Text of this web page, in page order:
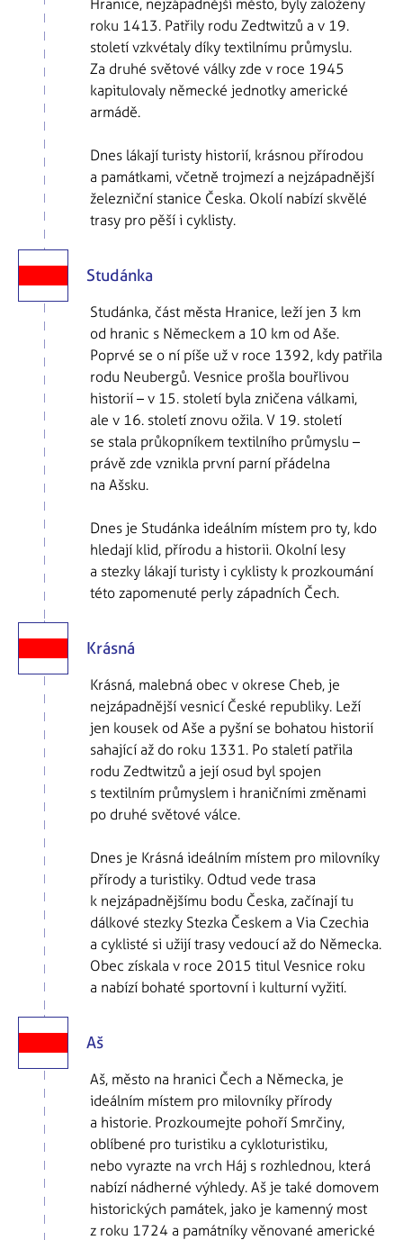
Hranice, nejzápadnější město, byly založeny
roku 1413. Patřily rodu Zedtwitzů a v 19.
století vzkvétaly díky textilnímu průmyslu.
Za druhé světové války zde v roce 1945
kapitulovaly německé jednotky americké
armádě.
Dnes lákají turisty historií, krásnou přírodou
a památkami, včetně trojmezí a nejzápadnější
železniční stanice Česka. Okolí nabízí skvělé
trasy pro pěší i cyklisty.
Studánka
Studánka, část města Hranice, leží jen 3 km
od hranic s Německem a 10 km od Aše.
Poprvé se o ní píše už v roce 1392, kdy patřila
rodu Neubergů. Vesnice prošla bouřlivou
historií – v 15. století byla zničena válkami,
ale v 16. století znovu ožila. V 19. století
se stala průkopníkem textilního průmyslu –
právě zde vznikla první parní přádelna
na Ašsku.
Dnes je Studánka ideálním místem pro ty, kdo
hledají klid, přírodu a historii. Okolní lesy
a stezky lákají turisty i cyklisty k prozkoumání
této zapomenuté perly západních Čech.
Krásná
Krásná, malebná obec v okrese Cheb, je
nejzápadnější vesnicí České republiky. Leží
jen kousek od Aše a pyšní se bohatou historií
sahající až do roku 1331. Po staletí patřila
rodu Zedtwitzů a její osud byl spojen
s textilním průmyslem i hraničními změnami
po druhé světové válce.
Dnes je Krásná ideálním místem pro milovníky
přírody a turistiky. Odtud vede trasa
k nejzápadnějšímu bodu Česka, začínají tu
dálkové stezky Stezka Českem a Via Czechia
a cyklisté si užijí trasy vedoucí až do Německa.
Obec získala v roce 2015 titul Vesnice roku
a nabízí bohaté sportovní i kulturní vyžití.
Aš
Aš, město na hranici Čech a Německa, je
ideálním místem pro milovníky přírody
a historie. Prozkoumejte pohoří Smrčiny,
oblíbené pro turistiku a cykloturistiku,
nebo vyrazte na vrch Háj s rozhlednou, která
nabízí nádherné výhledy. Aš je také domovem
historických památek, jako je kamenný most
z roku 1724 a památníky věnované americké